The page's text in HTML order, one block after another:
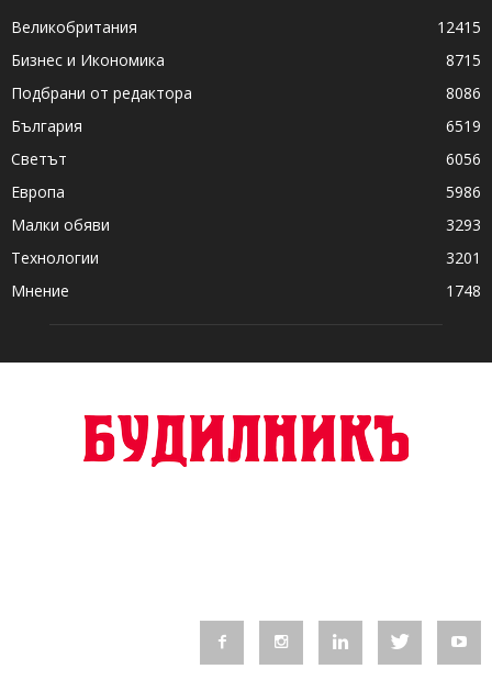
Великобритания
12415
Бизнес и Икономика
8715
Подбрани от редактора
8086
България
6519
Светът
6056
Европа
5986
Малки обяви
3293
Технологии
3201
Мнение
1748